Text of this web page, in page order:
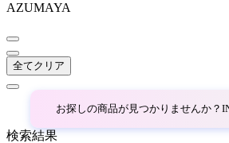
OKAMURA
オカムラ
AZUMAYA
全てクリア
お探しの商品が見つかりませんか？
検索結果